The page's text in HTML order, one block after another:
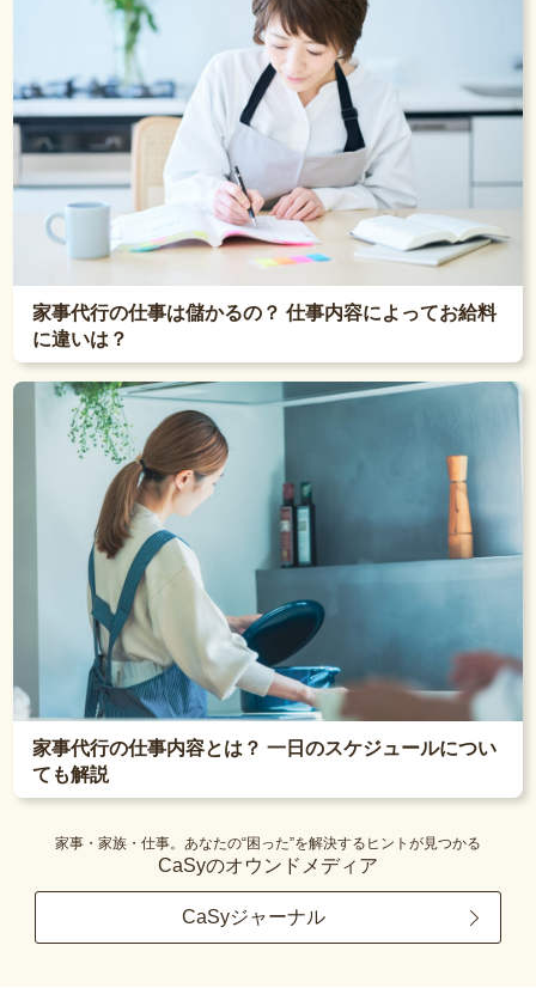
家事代行の仕事は儲かるの？ 仕事内容によってお給料
に違いは？
家事代行の仕事内容とは？ 一日のスケジュールについ
ても解説
家事・家族・仕事。あなたの“困った”を解決するヒントが見つかる
CaSyのオウンドメディア
CaSyジャーナル